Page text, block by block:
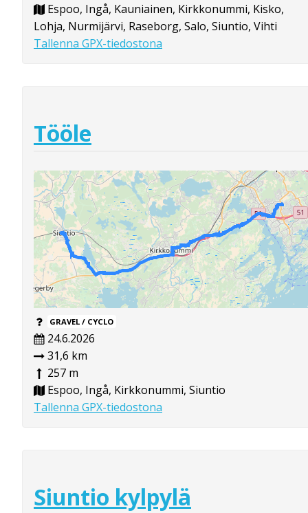
Espoo, Ingå, Kauniainen, Kirkkonummi, Kisko,
Lohja, Nurmijärvi, Raseborg, Salo, Siuntio, Vihti
Tallenna GPX-tiedostona
Tööle
GRAVEL / CYCLO
24.6.2026
31,6 km
257 m
Espoo, Ingå, Kirkkonummi, Siuntio
Tallenna GPX-tiedostona
Siuntio kylpylä